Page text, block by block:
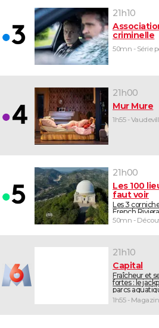
21h10
criminelle
50mn - Série
21h00
Mur Mure
1h55 -
21h00
Les 100
faut voir
Les 3
French Riviera
50mn -
21h10
Capital
Fraîcheur et
fortes : le
parcs